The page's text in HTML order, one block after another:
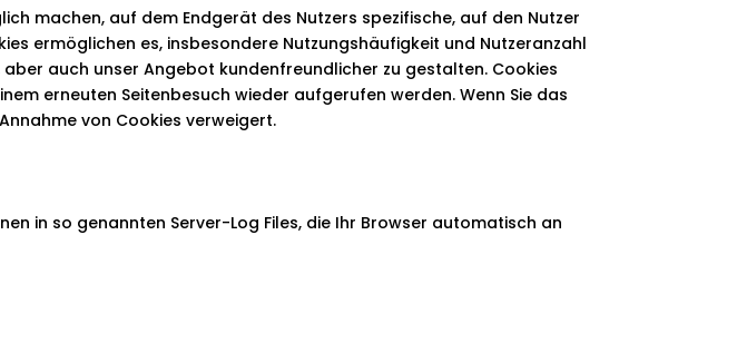
machen, auf dem Endgerät des Nutzers spezifische, auf den Nutzer
ermöglichen es, insbesondere Nutzungshäufigkeit und Nutzeranzahl
auch unser Angebot kundenfreundlicher zu gestalten. Cookies
erneuten Seitenbesuch wieder aufgerufen werden. Wenn Sie das
von Cookies verweigert.
in so genannten Server-Log Files, die Ihr Browser automatisch an